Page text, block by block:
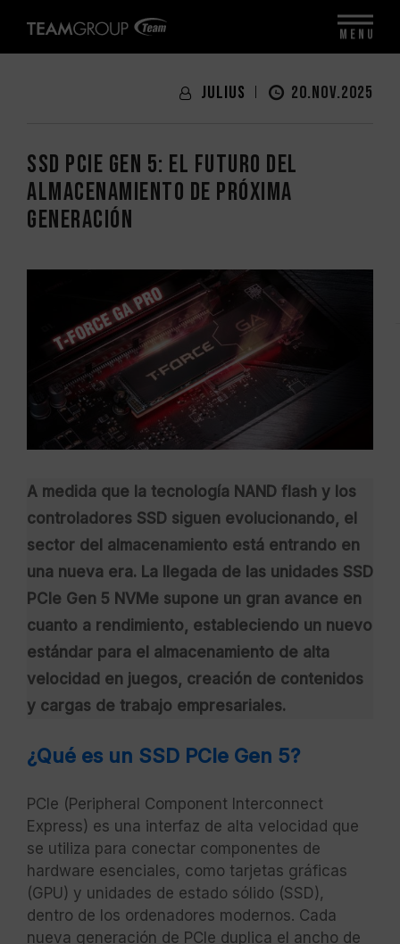
Julius 20.NOV.2025
SSD PCIe Gen 5: el futuro del
almacenamiento de próxima
generación
A medida que la tecnología NAND flash y los
controladores SSD siguen evolucionando, el
sector del almacenamiento está entrando en
una nueva era. La llegada de las unidades SSD
PCIe Gen 5 NVMe supone un gran avance en
cuanto a rendimiento, estableciendo un nuevo
estándar para el almacenamiento de alta
velocidad en juegos, creación de contenidos
y cargas de trabajo empresariales.
¿Qué es un SSD PCIe Gen 5?
PCIe (Peripheral Component Interconnect
Express) es una interfaz de alta velocidad que
se utiliza para conectar componentes de
hardware esenciales, como tarjetas gráficas
(GPU) y unidades de estado sólido (SSD),
dentro de los ordenadores modernos. Cada
nueva generación de PCIe duplica el ancho de
MENU